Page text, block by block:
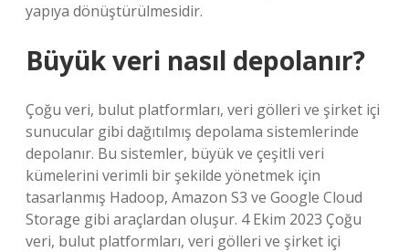
yapıya dönüştürülmesidir.
Büyük veri nasıl depolanır?
Çoğu veri, bulut platformları, veri gölleri ve şirket içi
sunucular gibi dağıtılmış depolama sistemlerinde
depolanır. Bu sistemler, büyük ve çeşitli veri
kümelerini verimli bir şekilde yönetmek için
tasarlanmış Hadoop, Amazon S3 ve Google Cloud
Storage gibi araçlardan oluşur. 4 Ekim 2023 Çoğu
veri, bulut platformları, veri gölleri ve şirket içi